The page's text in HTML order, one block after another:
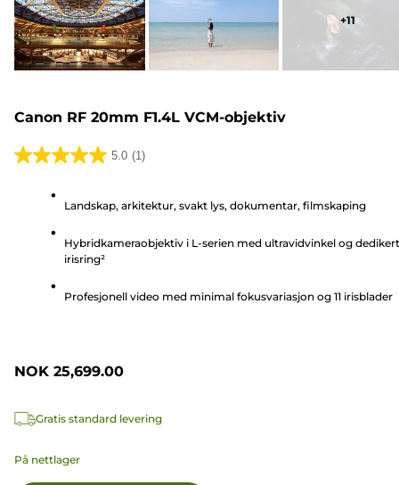
+11
Canon RF 20mm F1.4L VCM-objektiv
5.0 (1)
5.0
stjerner.
Landskap, arkitektur, svakt lys, dokumentar, filmskaping
Hybridkameraobjektiv i L-serien med ultravidvinkel og dedikert
irisring²
Profesjonell video med minimal fokusvariasjon og 11 irisblader
NOK 25,699.00
Gratis standard levering
På nettlager